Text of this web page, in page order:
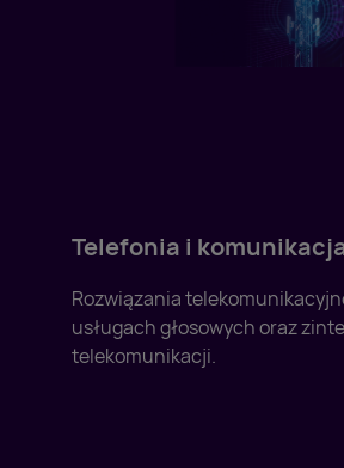
Telefonia i
Rozwiązania
usługach głosowych oraz
telekomunikacji.